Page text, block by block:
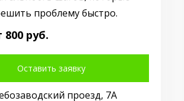
проблему быстро.
800 руб.
Оставить заявку
проезд, 7А